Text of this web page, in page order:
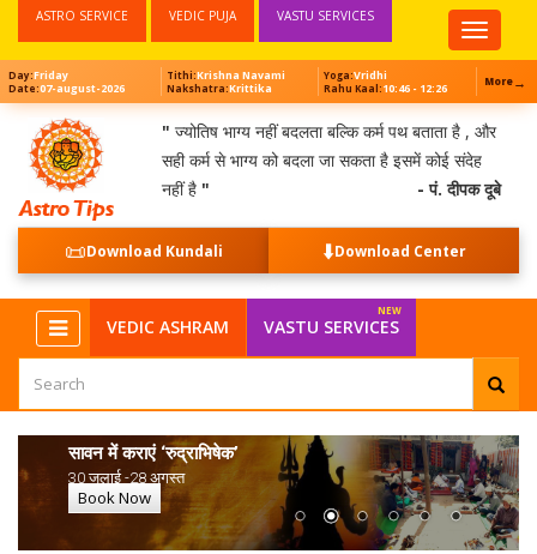
Top
Menu
ASTRO SERVICE VEDIC PUJA VASTU SERVICES
Day:Friday
Date:07-august-2026
Tithi:Krishna Navami
Nakshatra:Krittika
Yoga:Vridhi
Rahu Kaal:10:46 - 12:26 More→
" ज्योतिष भाग्य नहीं बदलता बल्कि कर्म पथ बताता है , और
सही कर्म से भाग्य को बदला जा सकता है इसमें कोई संदेह
नहीं है " - पं. दीपक दूबे
📜Download Kundali ⬇️Download Center
VEDIC ASHRAM VASTU SERVICES
NEW
सावन में कराएं ‘रुद्राभिषेक’
30 जुलाई -28 अगस्त
Book Now